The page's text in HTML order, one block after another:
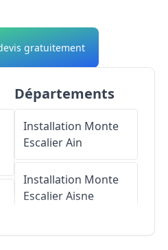
gratuitement
Départements
Installation Monte
EscalierAin
Installation Monte
EscalierAisne
Installation Monte